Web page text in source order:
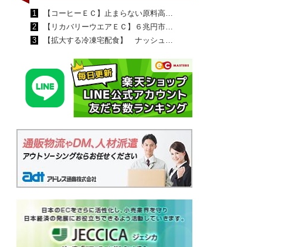
1
【コーヒーＥＣ】止まらない原料高…
2
【リカバリーウエアＥＣ】６兆円市…
3
【拡大する冷凍宅配食】 ナッシュ…